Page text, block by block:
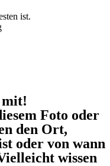
ist.
mit!
Foto oder
den Ort,
oder von wann
wissen